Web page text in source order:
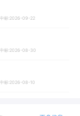
标:2026-09-22
标:2026-08-30
标:2026-08-10